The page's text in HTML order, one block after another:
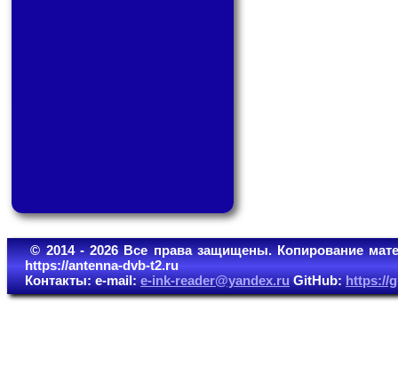
© 2014 - 2026 Все права защищены. Копирование
https://antenna-dvb-t2.ru
Контакты: e-mail:e-ink-reader@yandex.ruGitHub:https://